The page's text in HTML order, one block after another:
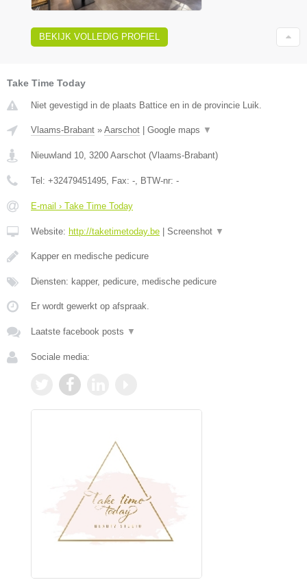
BEKIJK VOLLEDIG PROFIEL
Take Time Today
Niet gevestigd in de plaats Battice en in de provincie Luik.
Vlaams-Brabant » Aarschot Google maps ▼
Nieuwland 10, 3200 Aarschot (Vlaams-Brabant)
Tel: +32479451495, Fax: -, BTW-nr: -
E-mail › Take Time Today
Website: http://taketimetoday.be Screenshot ▼
Kapper en medische pedicure
Diensten: kapper, pedicure, medische pedicure
Er wordt gewerkt op afspraak.
Laatste facebook posts ▼
Sociale media: